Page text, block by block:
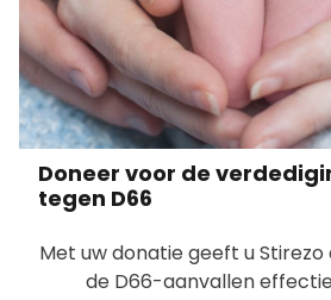
Doneer voor de
tegen D66
Met uw donatie geeft u
de D66-aanvallen